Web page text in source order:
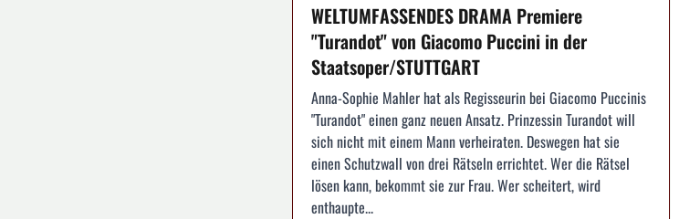
WELTUMFASSENDES DRAMA Premiere
"Turandot" von Giacomo Puccini in der
Staatsoper/STUTTGART
Anna-Sophie Mahler hat als Regisseurin bei Giacomo Puccinis
"Turandot" einen ganz neuen Ansatz. Prinzessin Turandot will
sich nicht mit einem Mann verheiraten. Deswegen hat sie
einen Schutzwall von drei Rätseln errichtet. Wer die Rätsel
lösen kann, bekommt sie zur Frau. Wer scheitert, wird
enthaupte...